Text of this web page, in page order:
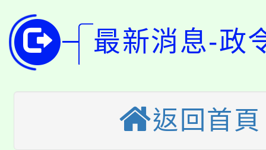
開!
115年桃園市運動會8/
田徑場及游泳池舉行。
桃園市低收入戶享有免
視費優惠，中低收入戶
半價優惠，詳情可洽有
大園自造教育及科技中
份教師增能研習
大溪自造教育及科技
最新消息-政
返回首頁